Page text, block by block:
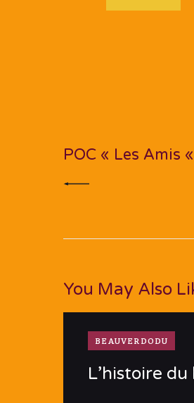
l’article
POC « Les Amis
You May Also
BEAUVERDODU
L’histoire